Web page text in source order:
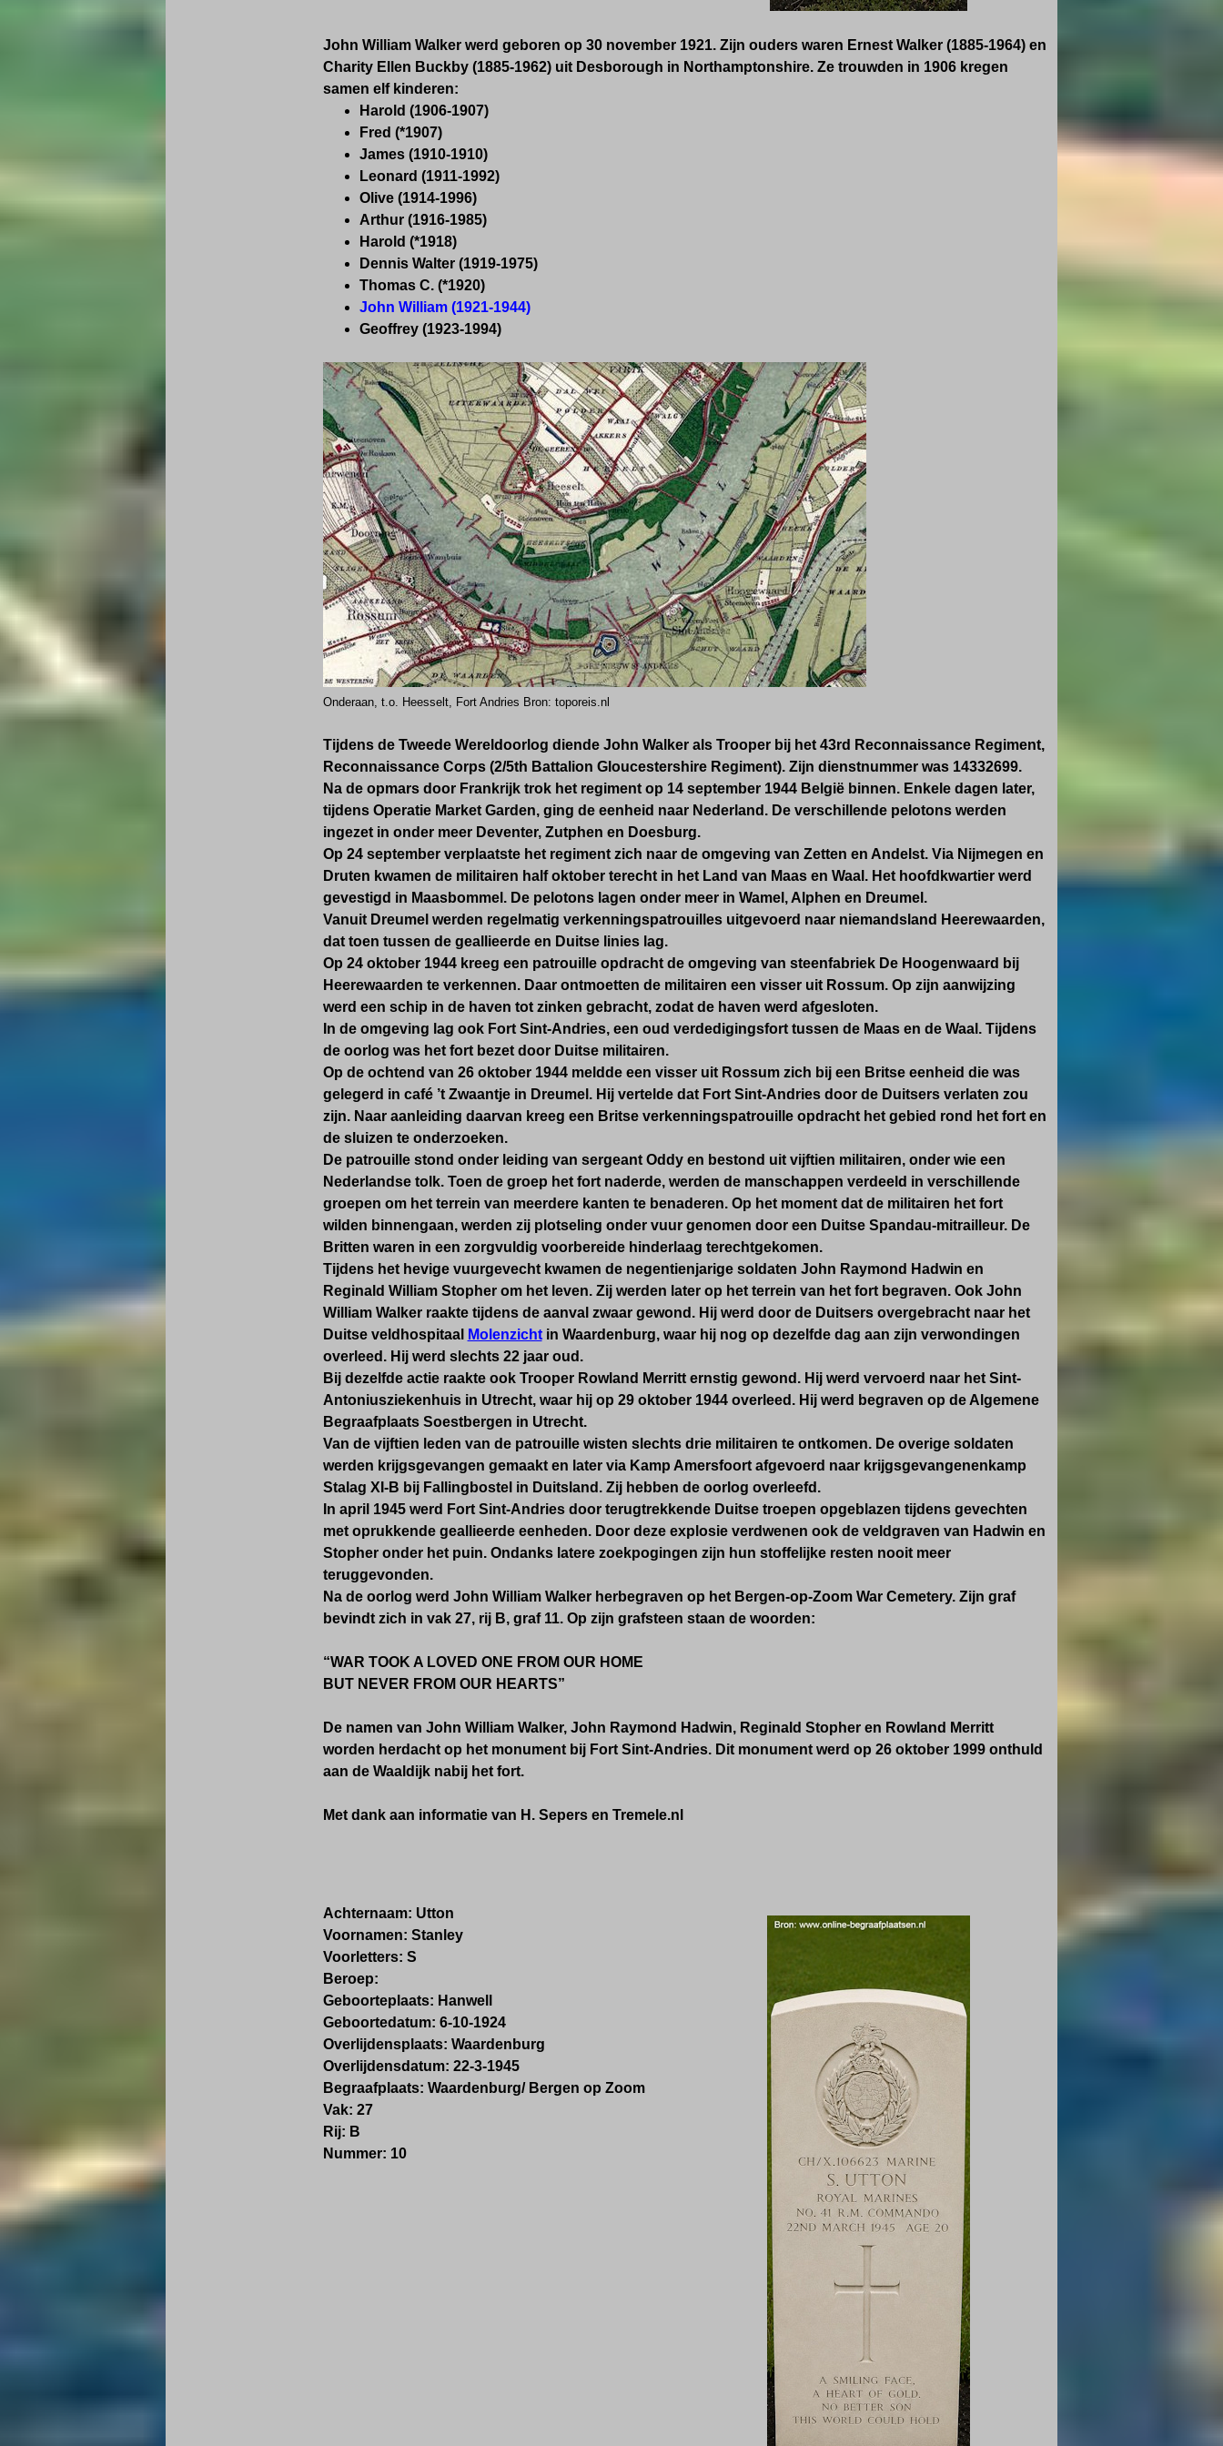
John William Walker werd geboren op 30 november 1921. Zijn ouders waren Ernest Walker (1885-1964) en
Charity Ellen Buckby (1885-1962) uit Desborough in Northamptonshire. Ze trouwden in 1906 kregen
samen elf kinderen:
Harold (1906-1907)
Fred (*1907)
James (1910-1910)
Leonard (1911-1992)
Olive (1914-1996)
Arthur (1916-1985)
Harold (*1918)
Dennis Walter (1919-1975)
Thomas C. (*1920)
John William (1921-1944)
Geoffrey (1923-1994)
Onderaan, t.o. Heesselt, Fort Andries Bron: toporeis.nl
Tijdens de Tweede Wereldoorlog diende John Walker als Trooper bij het 43rd Reconnaissance Regiment,
Reconnaissance Corps (2/5th Battalion Gloucestershire Regiment). Zijn dienstnummer was 14332699.
Na de opmars door Frankrijk trok het regiment op 14 september 1944 België binnen. Enkele dagen later,
tijdens Operatie Market Garden, ging de eenheid naar Nederland. De verschillende pelotons werden
ingezet in onder meer Deventer, Zutphen en Doesburg.
Op 24 september verplaatste het regiment zich naar de omgeving van Zetten en Andelst. Via Nijmegen en
Druten kwamen de militairen half oktober terecht in het Land van Maas en Waal. Het hoofdkwartier werd
gevestigd in Maasbommel. De pelotons lagen onder meer in Wamel, Alphen en Dreumel.
Vanuit Dreumel werden regelmatig verkenningspatrouilles uitgevoerd naar niemandsland Heerewaarden,
dat toen tussen de geallieerde en Duitse linies lag.
Op 24 oktober 1944 kreeg een patrouille opdracht de omgeving van steenfabriek De Hoogenwaard bij
Heerewaarden te verkennen. Daar ontmoetten de militairen een visser uit Rossum. Op zijn aanwijzing
werd een schip in de haven tot zinken gebracht, zodat de haven werd afgesloten.
In de omgeving lag ook Fort Sint-Andries, een oud verdedigingsfort tussen de Maas en de Waal. Tijdens
de oorlog was het fort bezet door Duitse militairen.
Op de ochtend van 26 oktober 1944 meldde een visser uit Rossum zich bij een Britse eenheid die was
gelegerd in café ’t Zwaantje in Dreumel. Hij vertelde dat Fort Sint-Andries door de Duitsers verlaten zou
zijn. Naar aanleiding daarvan kreeg een Britse verkenningspatrouille opdracht het gebied rond het fort en
de sluizen te onderzoeken.
De patrouille stond onder leiding van sergeant Oddy en bestond uit vijftien militairen, onder wie een
Nederlandse tolk. Toen de groep het fort naderde, werden de manschappen verdeeld in verschillende
groepen om het terrein van meerdere kanten te benaderen. Op het moment dat de militairen het fort
wilden binnengaan, werden zij plotseling onder vuur genomen door een Duitse Spandau-mitrailleur. De
Britten waren in een zorgvuldig voorbereide hinderlaag terechtgekomen.
Tijdens het hevige vuurgevecht kwamen de negentienjarige soldaten John Raymond Hadwin en
Reginald William Stopher om het leven. Zij werden later op het terrein van het fort begraven. Ook John
William Walker raakte tijdens de aanval zwaar gewond. Hij werd door de Duitsers overgebracht naar het
Duitse veldhospitaal
Molenzichtin Waardenburg, waar hij nog op dezelfde dag aan zijn verwondingen
overleed. Hij werd slechts 22 jaar oud.
Bij dezelfde actie raakte ook Trooper Rowland Merritt ernstig gewond. Hij werd vervoerd naar het Sint-
Antoniusziekenhuis in Utrecht, waar hij op 29 oktober 1944 overleed. Hij werd begraven op de Algemene
Begraafplaats Soestbergen in Utrecht.
Van de vijftien leden van de patrouille wisten slechts drie militairen te ontkomen. De overige soldaten
werden krijgsgevangen gemaakt en later via Kamp Amersfoort afgevoerd naar krijgsgevangenenkamp
Stalag XI-B bij Fallingbostel in Duitsland. Zij hebben de oorlog overleefd.
In april 1945 werd Fort Sint-Andries door terugtrekkende Duitse troepen opgeblazen tijdens gevechten
met oprukkende geallieerde eenheden. Door deze explosie verdwenen ook de veldgraven van Hadwin en
Stopher onder het puin. Ondanks latere zoekpogingen zijn hun stoffelijke resten nooit meer
teruggevonden.
Na de oorlog werd John William Walker herbegraven op het Bergen-op-Zoom War Cemetery. Zijn graf
bevindt zich in vak 27, rij B, graf 11. Op zijn grafsteen staan de woorden:
“WAR TOOK A LOVED ONE FROM OUR HOME
BUT NEVER FROM OUR HEARTS”
De namen van John William Walker, John Raymond Hadwin, Reginald Stopher en Rowland Merritt
worden herdacht op het monument bij Fort Sint-Andries. Dit monument werd op 26 oktober 1999 onthuld
aan de Waaldijk nabij het fort.
Met dank aan informatie van H. Sepers en Tremele.nl
Achternaam: Utton
Voornamen: Stanley
Voorletters: S
Beroep:
Geboorteplaats: Hanwell
Geboortedatum: 6-10-1924
Overlijdensplaats: Waardenburg
Overlijdensdatum: 22-3-1945
Begraafplaats: Waardenburg/ Bergen op Zoom
Vak: 27
Rij: B
Nummer: 10